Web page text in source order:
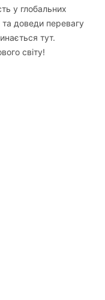
у глобальних
доведи перевагу
тут.
світу!